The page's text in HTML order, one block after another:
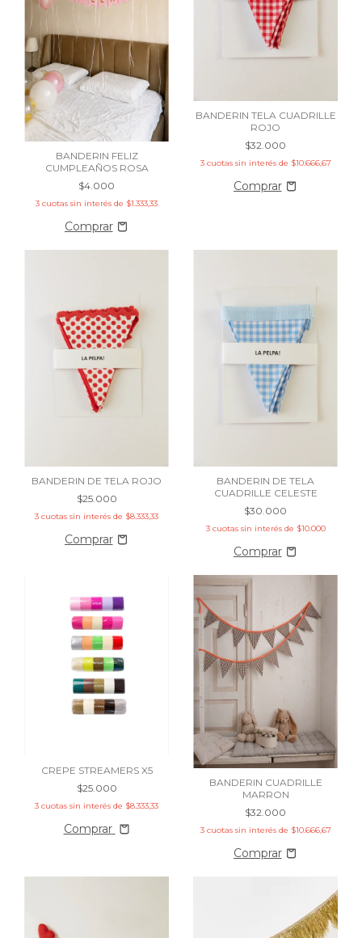
BANDERIN FELIZ
CUMPLEAÑOS ROSA
$4.000
3 cuotas sin interés de $1.333,33
BANDERIN TELA CUADRILLE
ROJO
$32.000
3 cuotas sin interés de $10.666,67
BANDERIN DE TELA ROJO
$25.000
3 cuotas sin interés de $8.333,33
BANDERIN DE TELA
CUADRILLE CELESTE
$30.000
3 cuotas sin interés de $10.000
CREPE STREAMERS X5
$25.000
3 cuotas sin interés de $8.333,33
Comprar
BANDERIN CUADRILLE
MARRON
$32.000
3 cuotas sin interés de $10.666,67